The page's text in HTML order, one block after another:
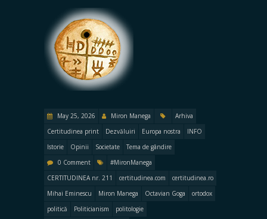
May 25, 2026 Miron Manega
Arhiva
Certitudinea print
Dezvăluiri Europa nostra
INFO
Istorie
Opinii Societate
Tema de gândire
0 Comment
#MironManega
CERTITUDINEA nr. 211
certitudinea.com
certitudinea.ro
Mihai Eminescu
Miron Manega Octavian Goga
ortodox
politică
Politicianism
politologie